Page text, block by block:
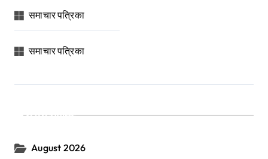
समाचार पत्रिका
समाचार पत्रिका
Archives
August 2026